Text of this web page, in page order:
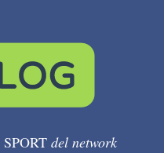
SPORT del network